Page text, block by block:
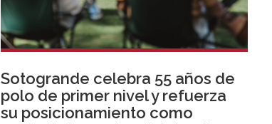
Sotogrande celebra 55 años de
polo de primer nivel y refuerza
su posicionamiento como